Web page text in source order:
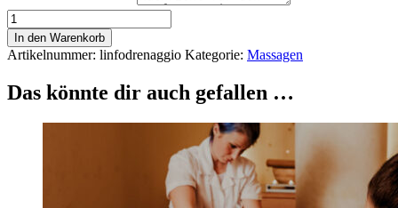
Lymphdrainage
Menge
In den Warenkorb
Artikelnummer: linfodrenaggio Kategorie: Massagen
Das könnte dir auch gefallen …